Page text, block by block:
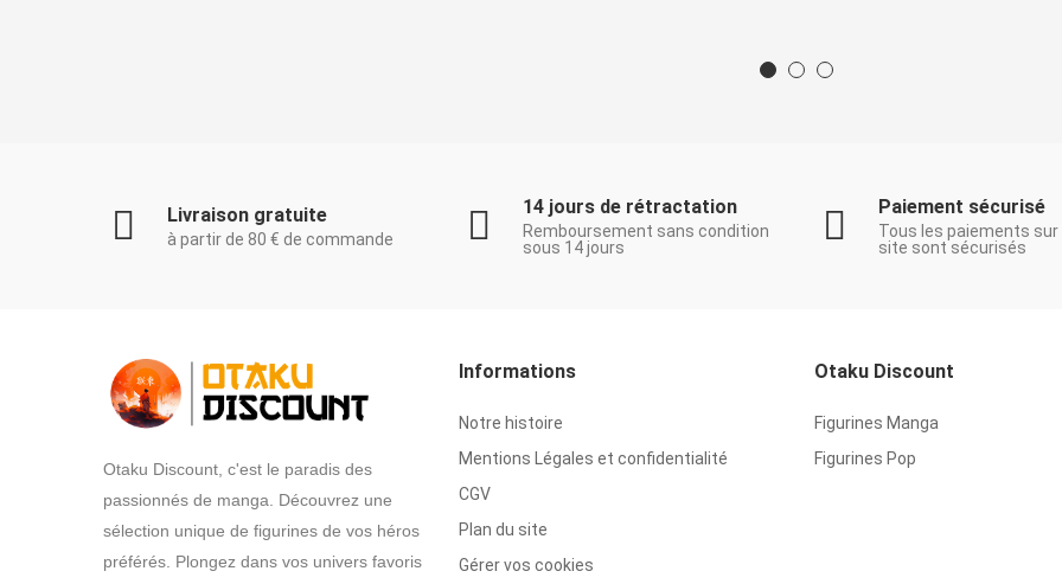
Livraison gratuite
à partir de 80 € de commande
14 jours de rétractation
Remboursement sans condition
sous 14 jours
Paiement sécurisé
Tous les paiements
site sont sécurisés
Otaku Discount, c'est le paradis des
passionnés de manga. Découvrez une
sélection unique de figurines de vos héros
préférés. Plongez dans vos univers favoris
Informations
Notre histoire
Mentions Légales et confidentialité
CGV
Plan du site
Gérer vos cookies
Otaku Discount
Figurines Manga
Figurines Pop